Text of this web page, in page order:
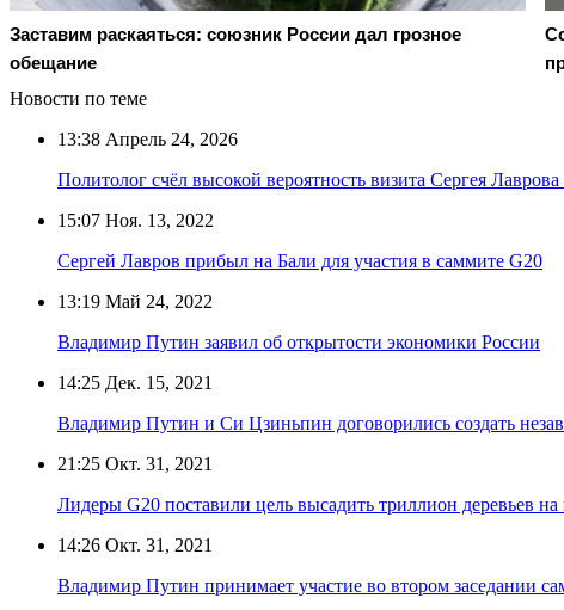
Заставим раскаяться: союзник России дал грозное
обещание
Новости по теме
13:38 Апрель 24, 2026
Политолог счёл высокой вероятность визита Сергея
15:07 Ноя. 13, 2022
Сергей Лавров прибыл на Бали для участия в саммите G20
13:19 Май 24, 2022
Владимир Путин заявил об открытости экономики России
14:25 Дек. 15, 2021
Владимир Путин и Си Цзиньпин договорились создать
21:25 Окт. 31, 2021
Лидеры G20 поставили цель высадить триллион деревьев на
14:26 Окт. 31, 2021
Владимир Путин принимает участие во втором заседании